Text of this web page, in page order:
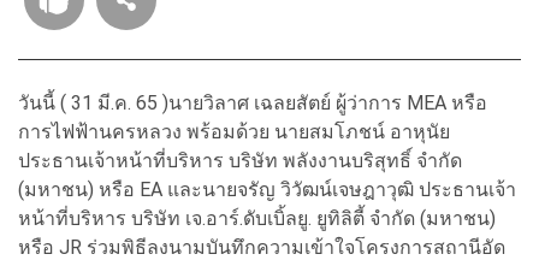
วันนี้ ( 31 มี.ค. 65 )นายวิลาศ เฉลยสัตย์ ผู้ว่าการ MEA หรือ
การไฟฟ้านครหลวง พร้อมด้วย นายสมโภชน์ อาหุนัย
ประธานเจ้าหน้าที่บริหาร บริษัท พลังงานบริสุทธิ์ จำกัด
(มหาชน) หรือ EA และนายจรัญ วิวัฒน์เจษฎาวุฒิ ประธานเจ้า
หน้าที่บริหาร บริษัท เจ.อาร์.ดับเบิ้ลยู. ยูทิลิตี้ จำกัด (มหาชน)
หรือ JR ร่วมพิธีลงนามบันทึกความเข้าใจโครงการสถานีอัด